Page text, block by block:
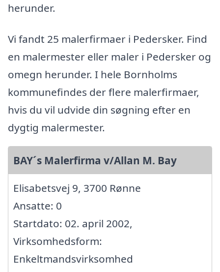
herunder.
Vi fandt 25 malerfirmaer i Pedersker. Find
en malermester eller maler i Pedersker og
omegn herunder. I hele Bornholms
kommunefindes der flere malerfirmaer,
hvis du vil udvide din søgning efter en
dygtig malermester.
BAY´s Malerfirma v/Allan M. Bay
Elisabetsvej 9, 3700 Rønne
Ansatte: 0
Startdato: 02. april 2002,
Virksomhedsform:
Enkeltmandsvirksomhed